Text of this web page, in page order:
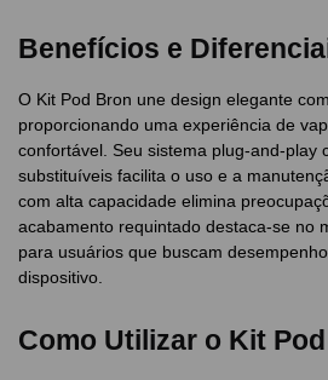
Benefícios e
O Kit Pod Bron une design elegante
proporcionando uma experiência de
confortável. Seu sistema plug-and-play
substituíveis facilita o uso e a
com alta capacidade elimina
acabamento requintado destaca-se no
para usuários que buscam
dispositivo.
Como Utilizar o Kit